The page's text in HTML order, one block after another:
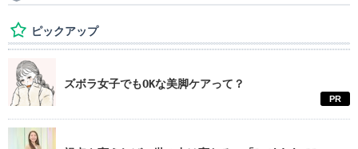
ピックアップ
ズボラ女子でもOKな美脚ケアって？
PR